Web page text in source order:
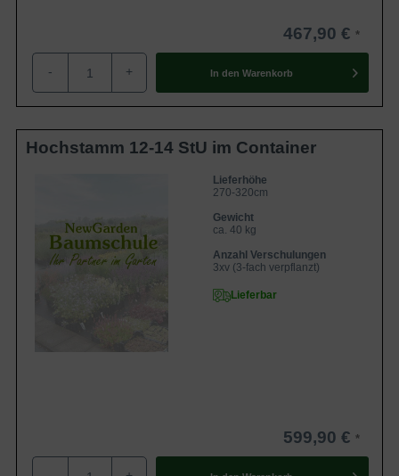
467,90 €
- + In den Warenkorb
Hochstamm 12-14 StU im Container
Lieferhöhe
270-320cm
Gewicht
ca. 40 kg
Anzahl Verschulungen
3xv (3-fach verpflanzt)
Lieferbar
599,90 €